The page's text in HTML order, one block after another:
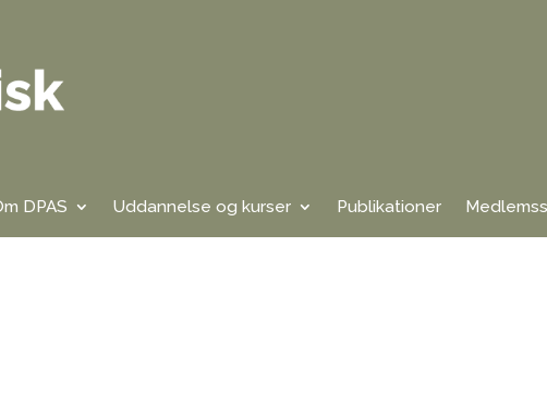
DPAS Uddannelse og kurser Publikationer